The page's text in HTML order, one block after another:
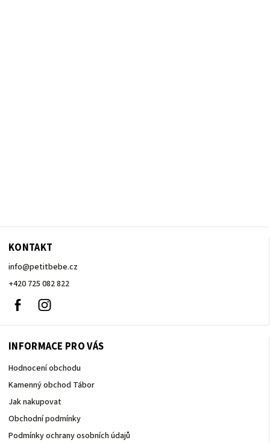
KONTAKT
info@petitbebe.cz
+420 725 082 822
Facebook
INFORMACE PRO VÁS
Hodnocení obchodu
Kamenný obchod Tábor
Jak nakupovat
Obchodní podmínky
Podmínky ochrany osobních údajů